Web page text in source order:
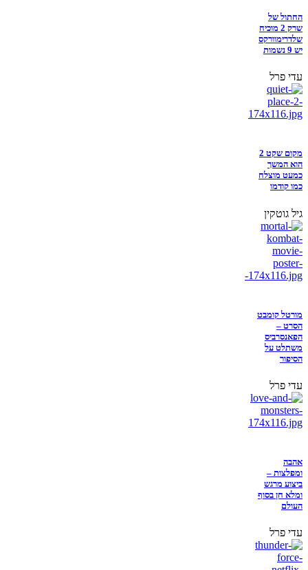
החתול של
שרק 2 מוכיח
שלדרימוורקס
יש 9 נשמות
עדי פרל
מקום שקט 2
הוא המשך
כמעט מוצלח
כמו קודמו
גיל גוטקין
מורטל קומבט
הסרט –
הפאנסרביס
משתלט על
הסיפור
עדי פרל
אהבה
ומפלצות –
ביצוע מרגש
ומלא חן בסוף
העולם
עדי פרל